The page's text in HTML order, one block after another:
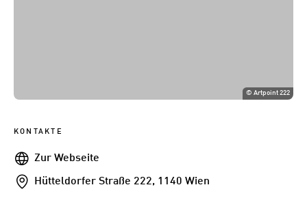
©Artpoint 222
KONTAKTE
WebseiteZur Webseite
Addresse
Hütteldorfer Straße 222, 1140 Wien